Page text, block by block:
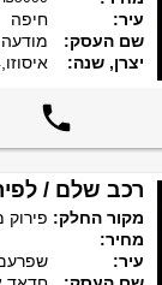
עיר:
חיפה
שם העסק:
יצרן, שנה:
איסוזו,1994

רכב שלם /
מקור החלק: פירוק
מחיר:
עיר: